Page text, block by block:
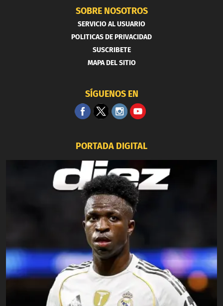
SOBRE NOSOTROS
SERVICIO AL USUARIO
POLITICAS DE PRIVACIDAD
SUSCRIBETE
MAPA DEL SITIO
SÍGUENOS EN
PORTADA DIGITAL